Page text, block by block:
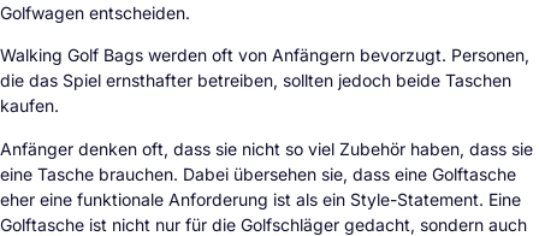
Golfwagen entscheiden.
Walking Golf Bags werden oft von Anfängern bevorzugt. Personen,
die das Spiel ernsthafter betreiben, sollten jedoch beide Taschen
kaufen.
Anfänger denken oft, dass sie nicht so viel Zubehör haben, dass sie
eine Tasche brauchen. Dabei übersehen sie, dass eine Golftasche
eher eine funktionale Anforderung ist als ein Style-Statement. Eine
Golftasche ist nicht nur für die Golfschläger gedacht, sondern auch